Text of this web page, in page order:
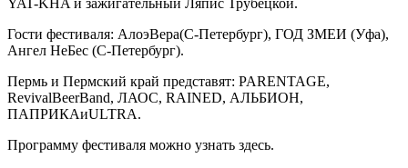
YAT-KHA и зажигательный Ляпис Трубецкой.
Гости фестиваля: АлоэВера(С-Петербург), ГОД ЗМЕИ (Уфа),
Ангел НеБес (С-Петербург).
Пермь и Пермский край представят: PARENTAGE,
RevivalBeerBand, ЛАОС, RAINED, АЛЬБИОН,
ПАПРИКАиULTRA.
Программу фестиваля можно узнать здесь.